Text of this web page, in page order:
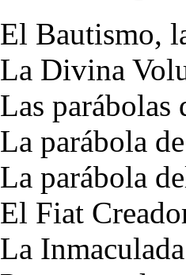
El Bautismo,
La Divina
Las parábolas
La parábola
La parábola
El Fiat
La